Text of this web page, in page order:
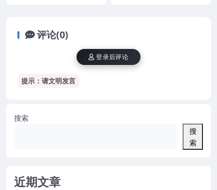
评论(0)
提示：请文明发言
登录后评论
搜索
搜
索
近期文章